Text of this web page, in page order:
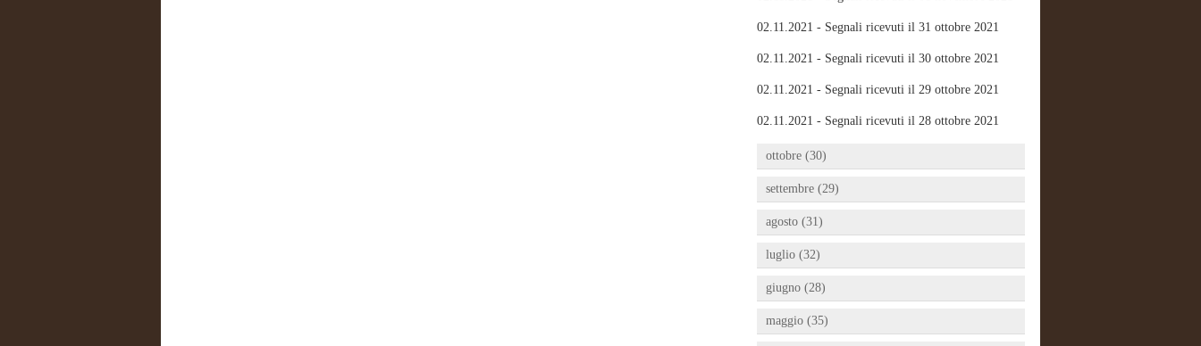
02.11.2021 - Segnali ricevuti il 31 ottobre 2021
02.11.2021 - Segnali ricevuti il 30 ottobre 2021
02.11.2021 - Segnali ricevuti il 29 ottobre 2021
02.11.2021 - Segnali ricevuti il 28 ottobre 2021
ottobre (30)
settembre (29)
agosto (31)
luglio (32)
giugno (28)
maggio (35)